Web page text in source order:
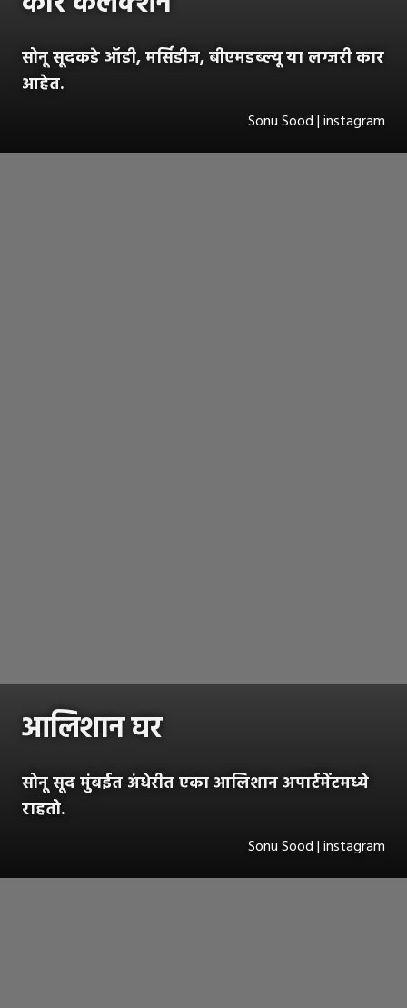
सोनू सूदकडे ऑडी, मर्सिडीज, बीएमडब्ल्यू या लग्जरी कार
आहेत.
Sonu Sood | instagram
आलिशान घर
सोनू सूद मुंबईत अंधेरीत एका आलिशान अपार्टमेंटमध्ये
राहतो.
Sonu Sood | instagram